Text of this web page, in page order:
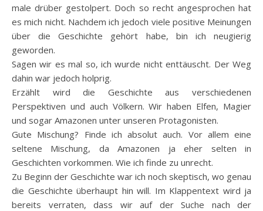
male drüber gestolpert. Doch so recht angesprochen hat
es mich nicht. Nachdem ich jedoch viele positive Meinungen
über die Geschichte gehört habe, bin ich neugierig
geworden.
Sagen wir es mal so, ich wurde nicht enttäuscht. Der Weg
dahin war jedoch holprig.
Erzählt wird die Geschichte aus verschiedenen
Perspektiven und auch Völkern. Wir haben Elfen, Magier
und sogar Amazonen unter unseren Protagonisten.
Gute Mischung? Finde ich absolut auch. Vor allem eine
seltene Mischung, da Amazonen ja eher selten in
Geschichten vorkommen. Wie ich finde zu unrecht.
Zu Beginn der Geschichte war ich noch skeptisch, wo genau
die Geschichte überhaupt hin will. Im Klappentext wird ja
bereits verraten, dass wir auf der Suche nach der